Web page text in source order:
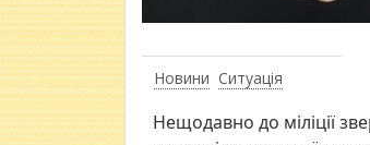
Новини Ситуація
Нещодавно до міліції